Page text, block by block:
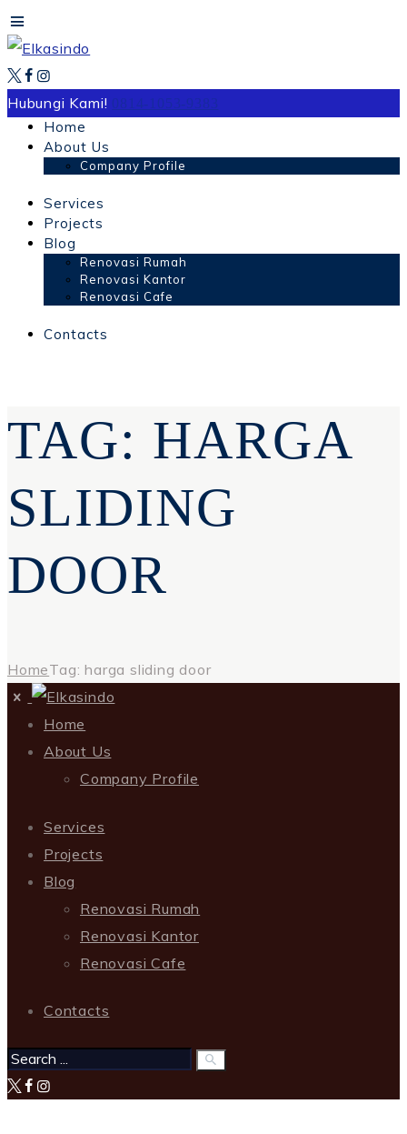
Hubungi Kami! 0814-1053-9383
Home
About Us
Company Profile
Services
Projects
Blog
Renovasi Rumah
Renovasi Kantor
Renovasi Cafe
Contacts
TAG: HARGA
SLIDING
DOOR
HomeTag: harga sliding door
Home
About Us
Company Profile
Services
Projects
Blog
Renovasi Rumah
Renovasi Kantor
Renovasi Cafe
Contacts